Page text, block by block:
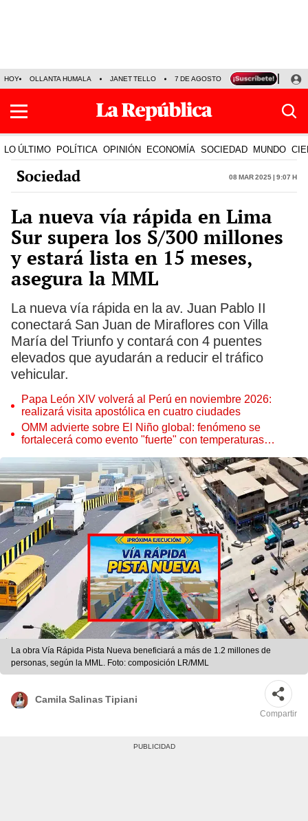
HOY OLLANTA HUMALA JANET TELLO 7 DE AGOSTO TINKA RESULTADOS
LO ÚLTIMO POLÍTICA OPINIÓN ECONOMÍA SOCIEDAD MUNDO
Sociedad 08 Mar 2025 | 9:07 h
La nueva vía rápida en Lima
Sur supera los S/300 millones
y estará lista en 15 meses,
asegura la MML
La nueva vía rápida en la av. Juan Pablo II
conectará San Juan de Miraflores con Villa
María del Triunfo y contará con 4 puentes
elevados que ayudarán a reducir el tráfico
vehicular.
Papa León XIV volverá al Perú en noviembre 2026:
realizará visita apostólica en cuatro ciudades
OMM advierte sobre El Niño global: fenómeno se
fortalecerá como evento "fuerte" con temperaturas
La obra Vía Rápida Pista Nueva beneficiará a más de 1.2 millones de
personas, según la MML. Foto: composición LR/MML
Camila Salinas Tipiani
Compartir